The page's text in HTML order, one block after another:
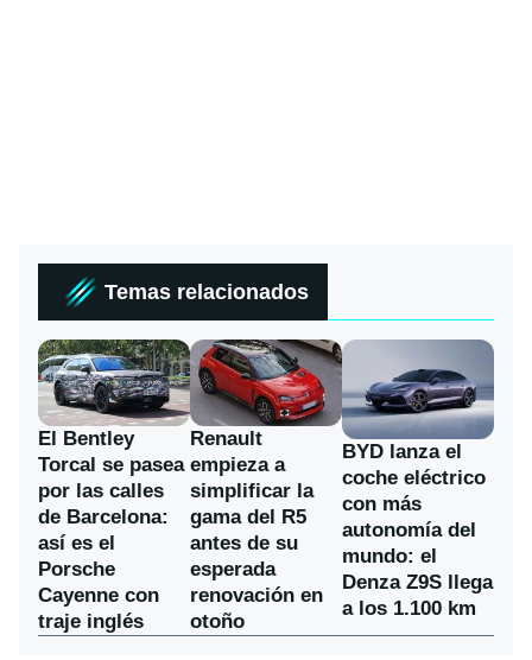
Temas relacionados
El Bentley
Torcal se pasea
por las calles
de Barcelona:
así es el
Porsche
Cayenne con
traje inglés
Renault
empieza a
simplificar la
gama del R5
antes de su
esperada
renovación en
otoño
BYD lanza el
coche eléctrico
con más
autonomía del
mundo: el
Denza Z9S llega
a los 1.100 km